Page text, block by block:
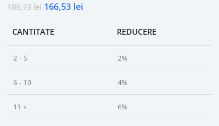
186,73lei 166,53 lei
CANTITATE REDUCERE
2 - 5 2%
6 - 10 4%
11 + 6%